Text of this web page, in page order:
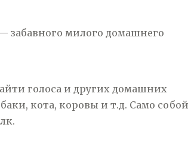
забавного милого домашнего
голоса и других домашних
кота, коровы и т.д. Само собой